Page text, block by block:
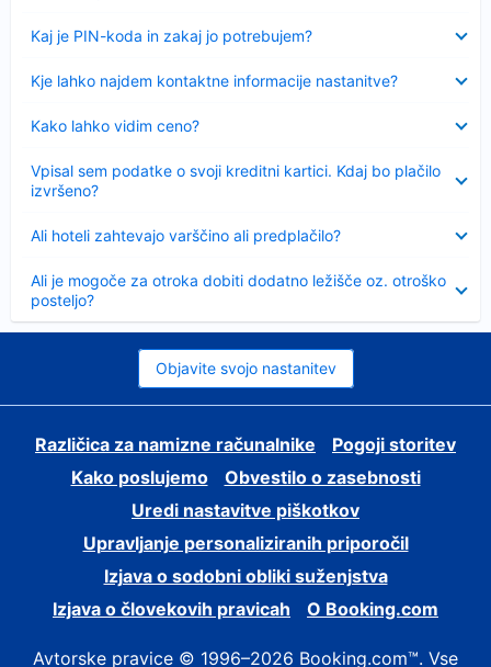
Kaj je PIN-koda in zakaj jo potrebujem?
Kje lahko najdem kontaktne informacije nastanitve?
Kako lahko vidim ceno?
Vpisal sem podatke o svoji kreditni kartici. Kdaj bo plačilo
izvršeno?
Ali hoteli zahtevajo varščino ali predplačilo?
Ali je mogoče za otroka dobiti dodatno ležišče oz. otroško
posteljo?
Objavite svojo nastanitev
Različica za namizne računalnike
Pogoji storitev
Kako poslujemo
Obvestilo o zasebnosti
Uredi nastavitve piškotkov
Upravljanje personaliziranih priporočil
Izjava o sodobni obliki suženjstva
Izjava o človekovih pravicah
O Booking.com
Avtorske pravice © 1996–2026 Booking.com™. Vse